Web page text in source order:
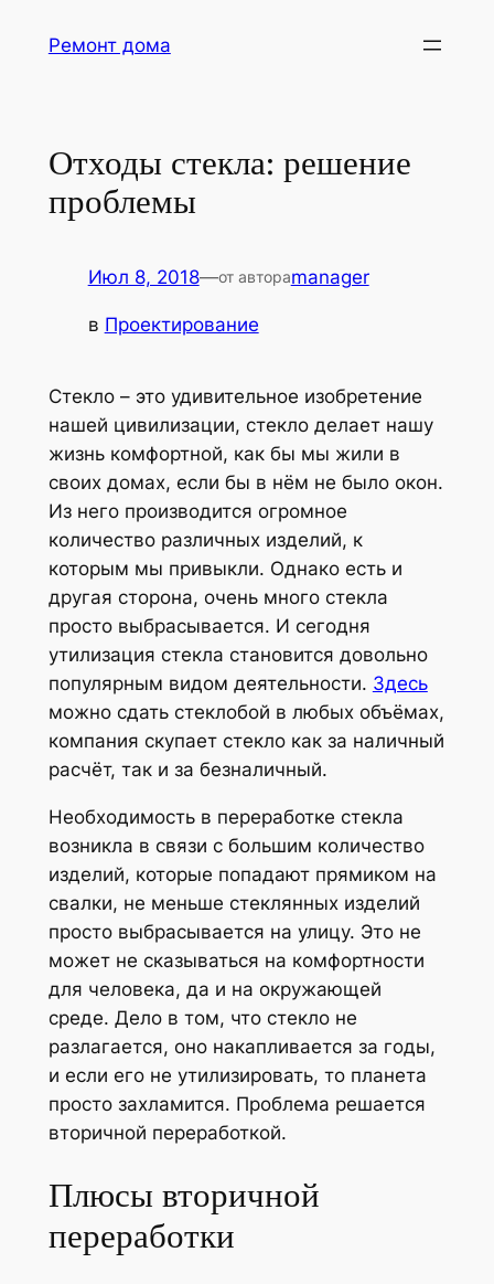
Ремонт дома
Отходы стекла: решение
проблемы
Июл 8, 2018—от автораmanager
в Проектирование
Стекло – это удивительное изобретение
нашей цивилизации, стекло делает нашу
жизнь комфортной, как бы мы жили в
своих домах, если бы в нём не было окон.
Из него производится огромное
количество различных изделий, к
которым мы привыкли. Однако есть и
другая сторона, очень много стекла
просто выбрасывается. И сегодня
утилизация стекла становится довольно
популярным видом деятельности. Здесь
можно сдать стеклобой в любых объёмах,
компания скупает стекло как за наличный
расчёт, так и за безналичный.
Необходимость в переработке стекла
возникла в связи с большим количество
изделий, которые попадают прямиком на
свалки, не меньше стеклянных изделий
просто выбрасывается на улицу. Это не
может не сказываться на комфортности
для человека, да и на окружающей
среде. Дело в том, что стекло не
разлагается, оно накапливается за годы,
и если его не утилизировать, то планета
просто захламится. Проблема решается
вторичной переработкой.
Плюсы вторичной
переработки